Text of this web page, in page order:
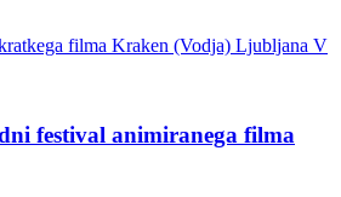
filma Kraken (Vodja) Ljubljana V
festival animiranega filma